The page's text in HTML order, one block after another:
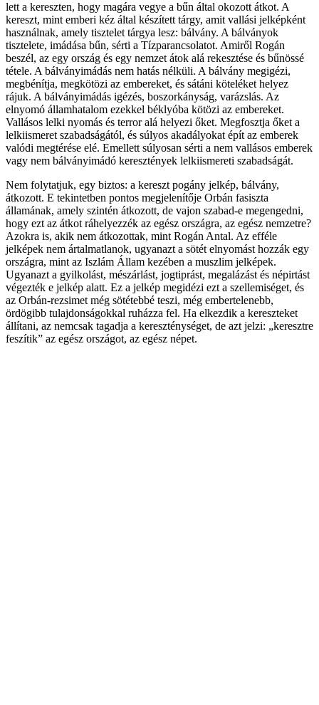
lett a kereszten, hogy magára vegye a bűn által okozott átkot. A
kereszt, mint emberi kéz által készített tárgy, amit vallási jelképként
használnak, amely tisztelet tárgya lesz: bálvány. A bálványok
tisztelete, imádása bűn, sérti a Tízparancsolatot. Amiről Rogán
beszél, az egy ország és egy nemzet átok alá rekesztése és bűnössé
tétele. A bálványimádás nem hatás nélküli. A bálvány megigézi,
megbénítja, megkötözi az embereket, és sátáni köteléket helyez
rájuk. A bálványimádás igézés, boszorkányság, varázslás. Az
elnyomó államhatalom ezekkel béklyóba kötözi az embereket.
Vallásos lelki nyomás és terror alá helyezi őket. Megfosztja őket a
lelkiismeret szabadságától, és súlyos akadályokat épít az emberek
valódi megtérése elé. Emellett súlyosan sérti a nem vallásos emberek
vagy nem bálványimádó keresztények lelkiismereti szabadságát.
Nem folytatjuk, egy biztos: a kereszt pogány jelkép, bálvány,
átkozott. E tekintetben pontos megjelenítője Orbán fasiszta
államának, amely szintén átkozott, de vajon szabad-e megengedni,
hogy ezt az átkot ráhelyezzék az egész országra, az egész nemzetre?
Azokra is, akik nem átkozottak, mint Rogán Antal. Az efféle
jelképek nem ártalmatlanok, ugyanazt a sötét elnyomást hozzák egy
országra, mint az Iszlám Állam kezében a muszlim jelképek.
Ugyanazt a gyilkolást, mészárlást, jogtiprást, megalázást és népirtást
végezték e jelkép alatt. Ez a jelkép megidézi ezt a szellemiséget, és
az Orbán-rezsimet még sötétebbé teszi, még embertelenebb,
ördögibb tulajdonságokkal ruházza fel. Ha elkezdik a kereszteket
állítani, az nemcsak tagadja a kereszténységet, de azt jelzi: „keresztre
feszítik” az egész országot, az egész népet.